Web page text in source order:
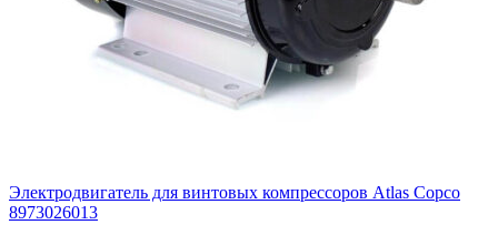
Электродвигатель для винтовых компрессоров Atlas Copco
8973026013